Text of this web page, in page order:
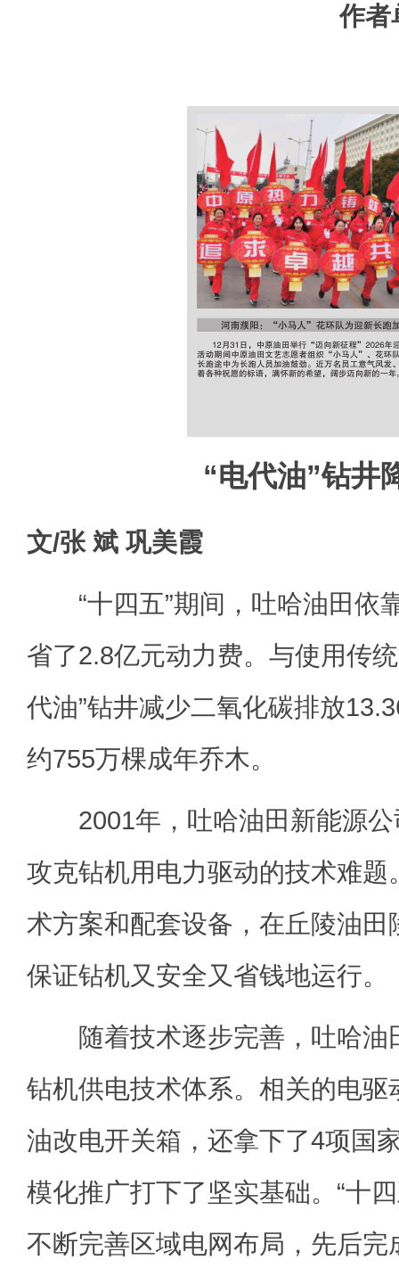
作者
“电代油”钻井
文/张 斌 巩美霞
“十四五”期间，吐哈油田依
省了2.8亿元动力费。与使用传
代油”钻井减少二氧化碳排放
约755万棵成年乔木。
2001年，吐哈油田新能源公
攻克钻机用电力驱动的技术难题
术方案和配套设备，在丘陵油田
保证钻机又安全又省钱地运行。
随着技术逐步完善，吐哈油
钻机供电技术体系。相关的电驱
油改电开关箱，还拿下了4项国
模化推广打下了坚实基础。“十
不断完善区域电网布局，先后完